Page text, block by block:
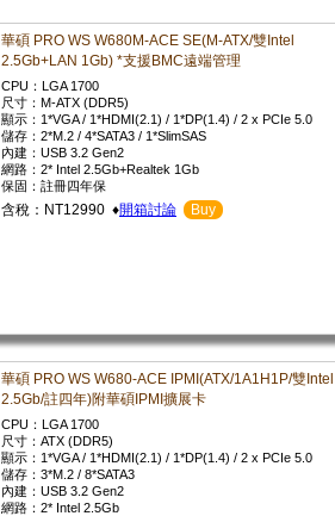
華碩 PRO WS W680M-ACE SE(M-ATX/雙Intel
2.5Gb+LAN 1Gb) *支援BMC遠端管理
CPU：LGA 1700
尺寸：M-ATX (DDR5)
顯示：1*VGA / 1*HDMI(2.1) / 1*DP(1.4) / 2 x PCIe 5.0
儲存：2*M.2 / 4*SATA3 / 1*SlimSAS
內建：USB 3.2 Gen2
網路：2* Intel 2.5Gb+Realtek 1Gb
保固：註冊四年保
含稅：NT12990 ♦開箱討論 Buy
華碩 PRO WS W680-ACE IPMI(ATX/1A1H1P/雙Intel
2.5Gb/註四年)附華碩IPMI擴展卡
CPU：LGA 1700
尺寸：ATX (DDR5)
顯示：1*VGA / 1*HDMI(2.1) / 1*DP(1.4) / 2 x PCIe 5.0
儲存：3*M.2 / 8*SATA3
內建：USB 3.2 Gen2
網路：2* Intel 2.5Gb